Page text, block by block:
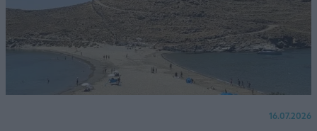
16.07.2026